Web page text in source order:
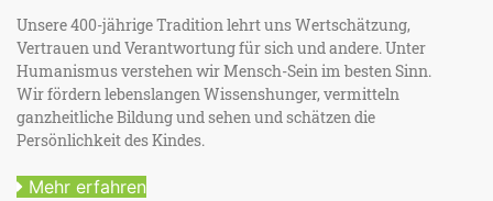
Unsere 400-jährige Tradition lehrt uns Wertschätzung,
Vertrauen und Verantwortung für sich und andere. Unter
Humanismus verstehen wir Mensch-Sein im besten Sinn.
Wir fördern lebenslangen Wissenshunger, vermitteln
ganzheitliche Bildung und sehen und schätzen die
Persönlichkeit des Kindes.
Mehr erfahren